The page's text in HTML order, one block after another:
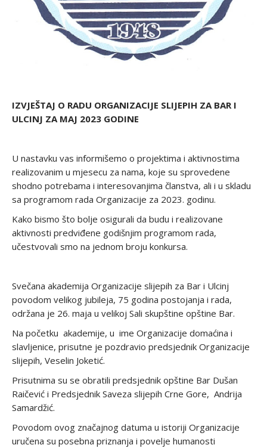
IZVJEŠTAJ O RADU ORGANIZACIJE SLIJEPIH ZA BAR I
ULCINJ ZA MAJ 2023 GODINE
U nastavku vas informišemo o projektima i aktivnostima
realizovanim u mjesecu za nama, koje su sprovedene
shodno potrebama i interesovanjima članstva, ali i u skladu
sa programom rada Organizacije za 2023. godinu.
Kako bismo što bolje osigurali da budu i realizovane
aktivnosti predviđene godišnjim programom rada,
učestvovali smo na jednom broju konkursa.
Svečana akademija Organizacije slijepih za Bar i Ulcinj
povodom velikog jubileja, 75 godina postojanja i rada,
održana je 26. maja u velikoj Sali skupštine opštine Bar.
Na početku akademije, u ime Organizacije domaćina i
slavljenice, prisutne je pozdravio predsjednik Organizacije
slijepih, Veselin Joketić.
Prisutnima su se obratili predsjednik opštine Bar Dušan
Raičević i Predsjednik Saveza slijepih Crne Gore, Andrija
Samardžić.
Povodom ovog značajnog datuma u istoriji Organizacije
uručena su posebna priznanja i povelje humanosti